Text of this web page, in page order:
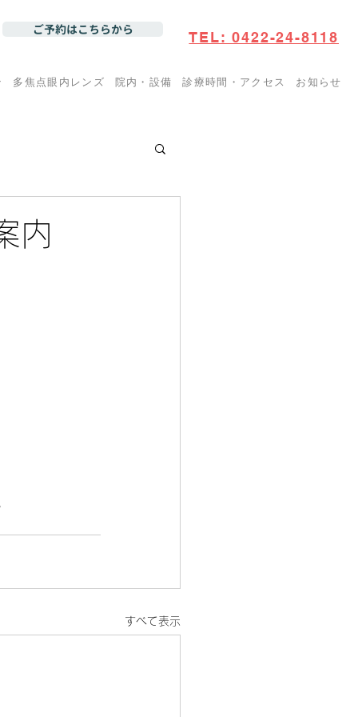
ご予約はこちらから TEL: 0422-24-8118
多焦点眼内レンズ 院内・設備 診療時間・アクセス お知らせ
内
すべて表示